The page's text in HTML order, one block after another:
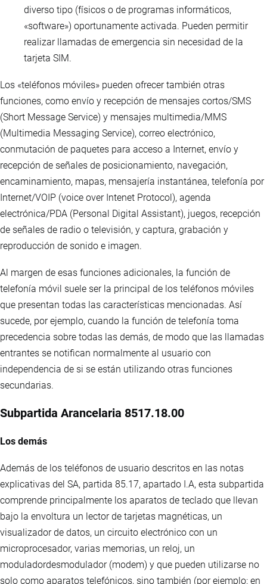
diverso tipo (físicos o de programas informáticos,
«software») oportunamente activada. Pueden permitir
realizar llamadas de emergencia sin necesidad de la
tarjeta SIM.
Los «teléfonos móviles» pueden ofrecer también otras
funciones, como envío y recepción de mensajes cortos/SMS
(Short Message Service) y mensajes multimedia/MMS
(Multimedia Messaging Service), correo electrónico,
conmutación de paquetes para acceso a Internet, envío y
recepción de señales de posicionamiento, navegación,
encaminamiento, mapas, mensajería instantánea, telefonía por
Internet/VOIP (voice over Intenet Protocol), agenda
electrónica/PDA (Personal Digital Assistant), juegos, recepción
de señales de radio o televisión, y captura, grabación y
reproducción de sonido e imagen.
Al margen de esas funciones adicionales, la función de
telefonía móvil suele ser la principal de los teléfonos móviles
que presentan todas las características mencionadas. Así
sucede, por ejemplo, cuando la función de telefonía toma
precedencia sobre todas las demás, de modo que las llamadas
entrantes se notifican normalmente al usuario con
independencia de si se están utilizando otras funciones
secundarias.
Subpartida Arancelaria 8517.18.00
Los demás
Además de los teléfonos de usuario descritos en las notas
explicativas del SA, partida 85.17, apartado I.A, esta subpartida
comprende principalmente los aparatos de teclado que llevan
bajo la envoltura un lector de tarjetas magnéticas, un
visualizador de datos, un circuito electrónico con un
microprocesador, varias memorias, un reloj, un
moduladordesmodulador (modem) y que pueden utilizarse no
solo como aparatos telefónicos, sino también (por ejemplo: en